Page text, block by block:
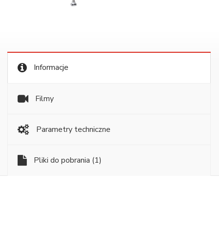
Informacje
Filmy
Parametry techniczne
Pliki do pobrania (1)